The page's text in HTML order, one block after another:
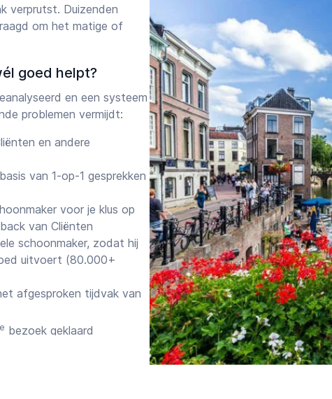
verprutst. Duizenden
om het matige of
goed helpt?
en een systeem
problemen vermijdt:
en andere
van 1-op-1 gesprekken
voor je klus op
van Cliënten
schoonmaker, zodat hij
uitvoert (80.000+
afgesproken tijdvak van
e bezoek geklaard